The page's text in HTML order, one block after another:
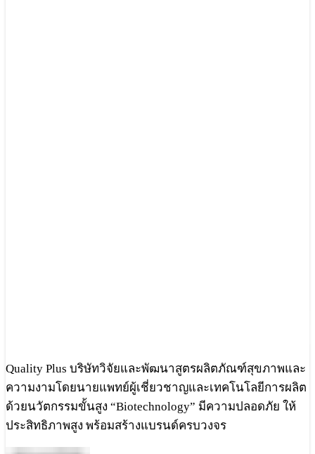
Quality Plus บริษัทวิจัยและพัฒนาสูตรผลิตภัณฑ์สุขภาพและ
ความงามโดยนายแพทย์ผู้เชี่ยวชาญและเทคโนโลยีการผลิต
ด้วยนวัตกรรมขั้นสูง “Biotechnology” มีความปลอดภัย ให้
ประสิทธิภาพสูง พร้อมสร้างแบรนด์ครบวงจร